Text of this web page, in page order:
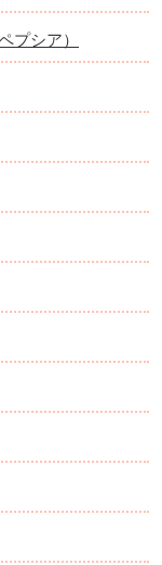
プシア）